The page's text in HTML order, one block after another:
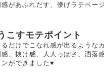
があふれだす、儚げラテベージ
こすモテポイント
だけでこなれ感が出るような
感、抜け感、大人っぽさ、洒落
ンができました♥